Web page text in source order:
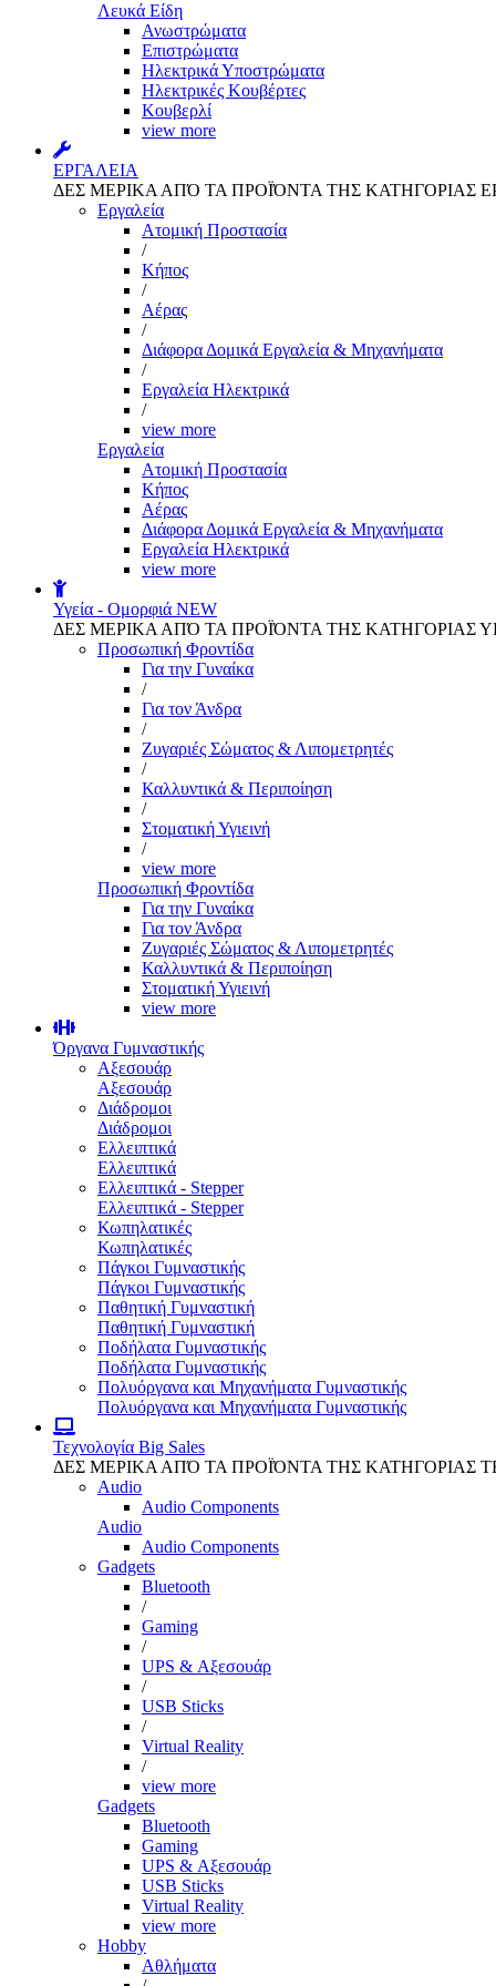
Λευκά Είδη
Ανωστρώματα
Επιστρώματα
Ηλεκτρικά Υποστρώματα
Ηλεκτρικές Κουβέρτες
Κουβερλί
view more
ΕΡΓΑΛΕΙΑ
ΔΕΣ ΜΕΡΙΚΑ ΑΠΌ ΤΑ ΠΡΟΪΌΝΤΑ ΤΗΣ ΚΑΤΗΓΟΡΙΑΣ
Εργαλεία
Aτομική Προστασία
/
Kήπος
/
Αέρας
/
Διάφορα Δομικά Εργαλεία & Μηχανήματα
/
Εργαλεία Ηλεκτρικά
/
view more
Εργαλεία
Aτομική Προστασία
Kήπος
Αέρας
Διάφορα Δομικά Εργαλεία & Μηχανήματα
Εργαλεία Ηλεκτρικά
view more
Υγεία - Ομορφιά NEW
ΔΕΣ ΜΕΡΙΚΑ ΑΠΌ ΤΑ ΠΡΟΪΌΝΤΑ ΤΗΣ ΚΑΤΗΓΟΡΙΑΣ
Προσωπική Φροντίδα
Για την Γυναίκα
/
Για τον Άνδρα
/
Ζυγαριές Σώματος & Λιπομετρητές
/
Καλλυντικά & Περιποίηση
/
Στοματική Υγιεινή
/
view more
Προσωπική Φροντίδα
Για την Γυναίκα
Για τον Άνδρα
Ζυγαριές Σώματος & Λιπομετρητές
Καλλυντικά & Περιποίηση
Στοματική Υγιεινή
view more
Όργανα Γυμναστικής
Αξεσουάρ
Αξεσουάρ
Διάδρομοι
Διάδρομοι
Ελλειπτικά
Ελλειπτικά
Ελλειπτικά - Stepper
Ελλειπτικά - Stepper
Κωπηλατικές
Κωπηλατικές
Πάγκοι Γυμναστικής
Πάγκοι Γυμναστικής
Παθητική Γυμναστική
Παθητική Γυμναστική
Ποδήλατα Γυμναστικής
Ποδήλατα Γυμναστικής
Πολυόργανα και Μηχανήματα Γυμναστικής
Πολυόργανα και Μηχανήματα Γυμναστικής
Τεχνολογία Big Sales
ΔΕΣ ΜΕΡΙΚΑ ΑΠΌ ΤΑ ΠΡΟΪΌΝΤΑ ΤΗΣ ΚΑΤΗΓΟΡΙΑΣ
Audio
Audio Components
Audio
Audio Components
Gadgets
Bluetooth
/
Gaming
/
UPS & Αξεσουάρ
/
USB Sticks
/
Virtual Reality
/
view more
Gadgets
Bluetooth
Gaming
UPS & Αξεσουάρ
USB Sticks
Virtual Reality
view more
Hobby
Αθλήματα